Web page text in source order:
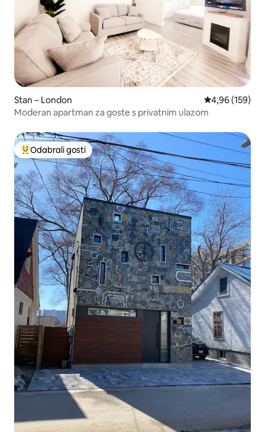
Stan – London Prosječna
4,96 (159)
Moderan apartman za goste s privatnim ulazom
Među najviše rangiranima s oznakom „Odabrali gosti”
Odabrali gosti